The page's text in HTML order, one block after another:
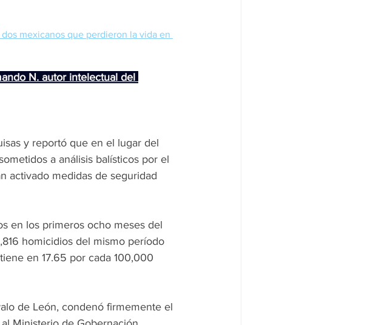
mexicanos que perdieron la vida en
N. autor intelectual del
y reportó que en el lugar del
a análisis balísticos por el
activado medidas de seguridad
en los primeros ocho meses del
homicidios del mismo período
en 17.65 por cada 100,000
de León, condenó firmemente el